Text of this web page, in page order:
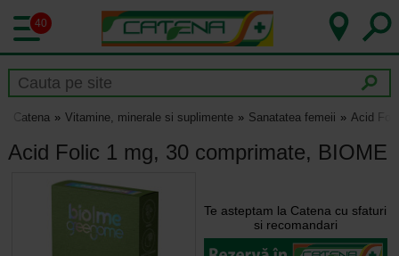
40
Catena Vitamine, minerale si suplimente Sanatatea femeii Acid
Acid Folic 1 mg, 30 comprimate, BIOME
Te asteptam la Catena cu sfaturi
si recomandari